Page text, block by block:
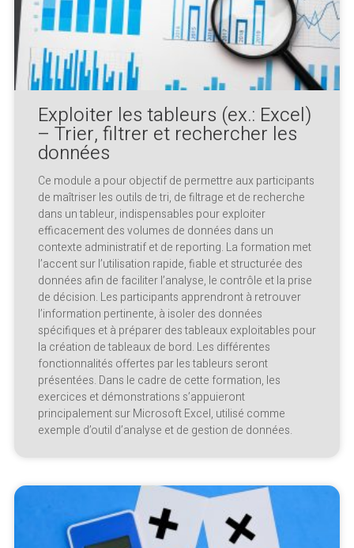
Exploiter les tableurs (ex.: Excel)
– Trier, filtrer et rechercher les
données
Ce module a pour objectif de permettre aux participants
de maîtriser les outils de tri, de filtrage et de recherche
dans un tableur, indispensables pour exploiter
efficacement des volumes de données dans un
contexte administratif et de reporting. La formation met
l’accent sur l’utilisation rapide, fiable et structurée des
données afin de faciliter l’analyse, le contrôle et la prise
de décision. Les participants apprendront à retrouver
l’information pertinente, à isoler des données
spécifiques et à préparer des tableaux exploitables pour
la création de tableaux de bord. Les différentes
fonctionnalités offertes par les tableurs seront
présentées. Dans le cadre de cette formation, les
exercices et démonstrations s’appuieront
principalement sur Microsoft Excel, utilisé comme
exemple d’outil d’analyse et de gestion de données.